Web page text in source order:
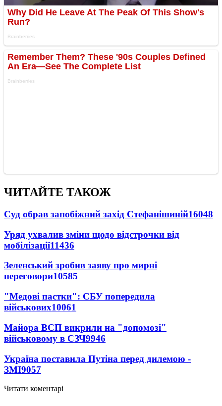
ЧИТАЙТЕ ТАКОЖ
Суд обрав запобіжний захід Стефанішиній16048
Уряд ухвалив зміни щодо відстрочки від
мобілізації11436
Зеленський зробив заяву про мирні
переговори10585
"Медові пастки": СБУ попередила
військових10061
Майора ВСП викрили на "допомозі"
військовому в СЗЧ9946
Україна поставила Путіна перед дилемою -
ЗМІ9057
Читати коментарі